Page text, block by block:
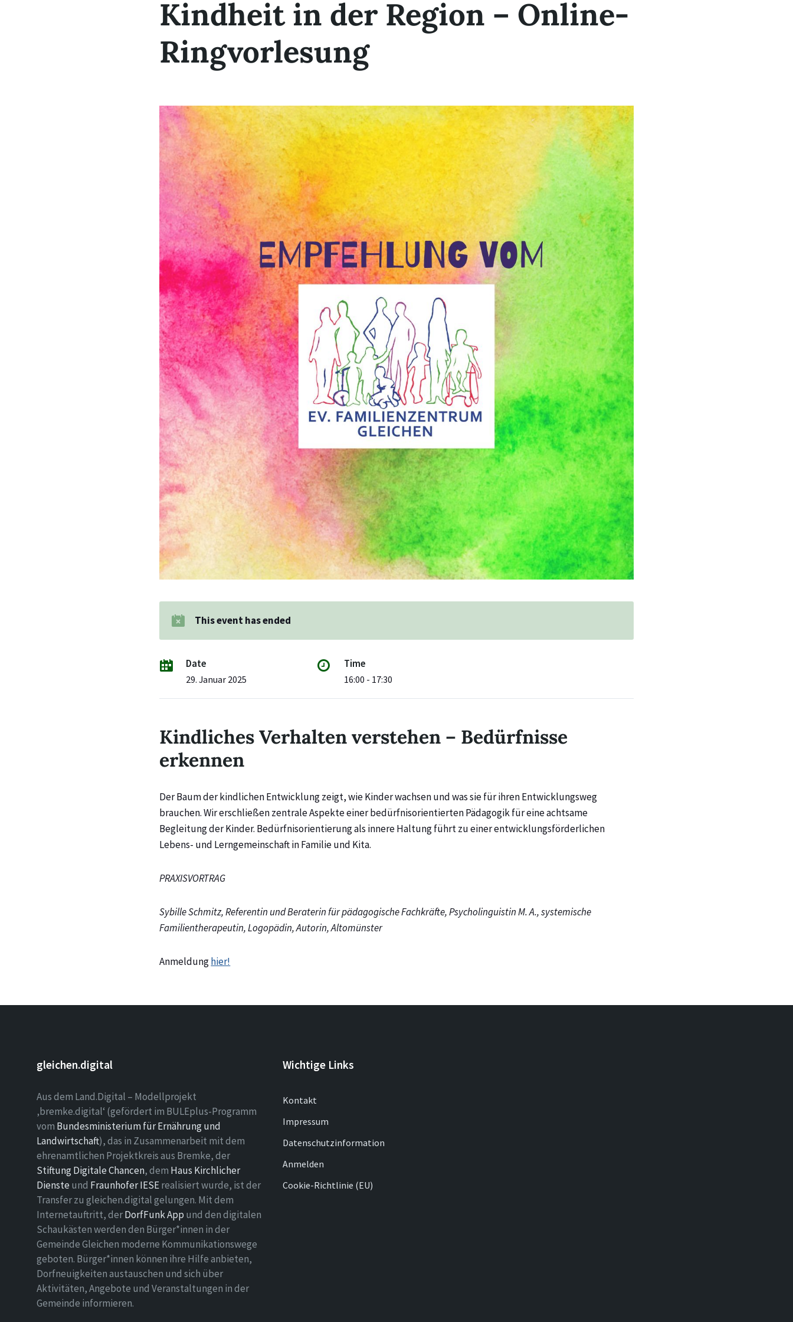
Kindheit in der Region – Online-
Ringvorlesung
This event has ended
Date
29. Januar 2025
Time
16:00 - 17:30
Kindliches Verhalten verstehen – Bedürfnisse
erkennen
Der Baum der kindlichen Entwicklung zeigt, wie Kinder wachsen und was sie für ihren Entwicklungsweg
brauchen. Wir erschließen zentrale Aspekte einer bedürfnisorientierten Pädagogik für eine achtsame
Begleitung der Kinder. Bedürfnisorientierung als innere Haltung führt zu einer entwicklungsförderlichen
Lebens- und Lerngemeinschaft in Familie und Kita.
PRAXISVORTRAG
Sybille Schmitz, Referentin und Beraterin für pädagogische Fachkräfte, Psycholinguistin M. A., systemische
Familientherapeutin, Logopädin, Autorin, Altomünster
Anmeldunghier!
gleichen.digital
Aus dem Land.Digital – Modellprojekt
‚bremke.digital‘ (gefördert im BULEplus-Programm
vom Bundesministerium für Ernährung und
Landwirtschaft), das in Zusammenarbeit mit dem
ehrenamtlichen Projektkreis aus Bremke, der
Stiftung Digitale Chancen, dem Haus Kirchlicher
Dienste und Fraunhofer IESErealisiert wurde, ist der
Transfer zu gleichen.digital gelungen. Mit dem
Internetauftritt, derDorfFunk App und den digitalen
Schaukästen werden den Bürger*innen in der
Gemeinde Gleichen moderne Kommunikationswege
geboten. Bürger*innen können ihre Hilfe anbieten,
Dorfneuigkeiten austauschen und sich über
Aktivitäten, Angebote und Veranstaltungen in der
Gemeinde informieren.
Wichtige Links
Kontakt
Impressum
Datenschutzinformation
Anmelden
Cookie-Richtlinie (EU)